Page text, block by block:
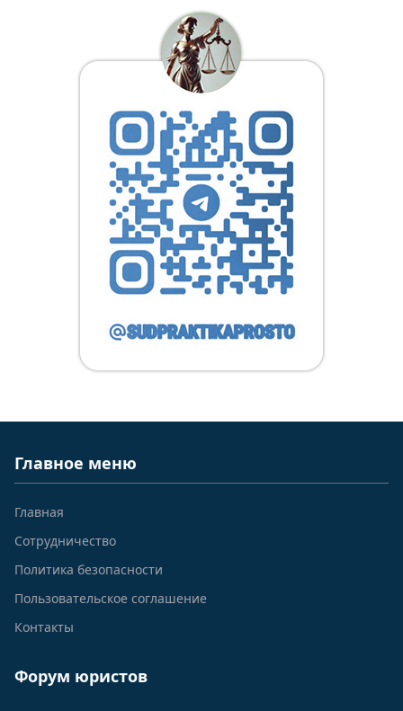
Главное меню
Главная
Сотрудничество
Политика безопасности
Пользовательское соглашение
Контакты
Форум юристов